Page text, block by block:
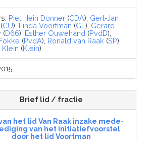
Piet Hein Donner (CDA), Gert-Jan
(CU), Linda Voortman (GL), Gerard
(D66), Esther Ouwehand (PvdD),
(PvdA), Ronald van Raak (SP),
(Klein)
Brief lid / fractie
het lid Van Raak inzake mede-
van het initiatiefvoorstel
door het lid Voortman